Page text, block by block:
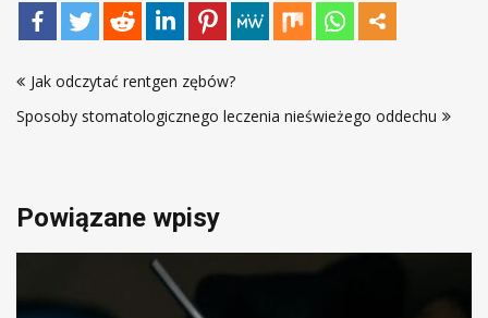
wpisu
Jak odczytać rentgen zębów?
Sposoby stomatologicznego leczenia nieświeżego oddechu
Powiązane wpisy